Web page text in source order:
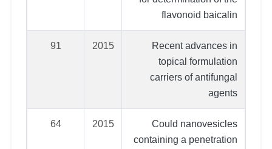
flavonoid baicalin
Recent advances in
topical formulation
carriers of antifungal
agents
2015
91
Could nanovesicles
containing a penetration
2015
64